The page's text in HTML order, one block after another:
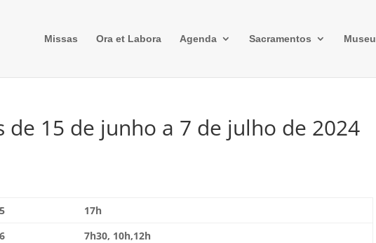
Missas Ora et Labora Agenda Sacramentos Museu
de 15 de junho a 7 de julho de 2024
17h
7h30, 10h,12h